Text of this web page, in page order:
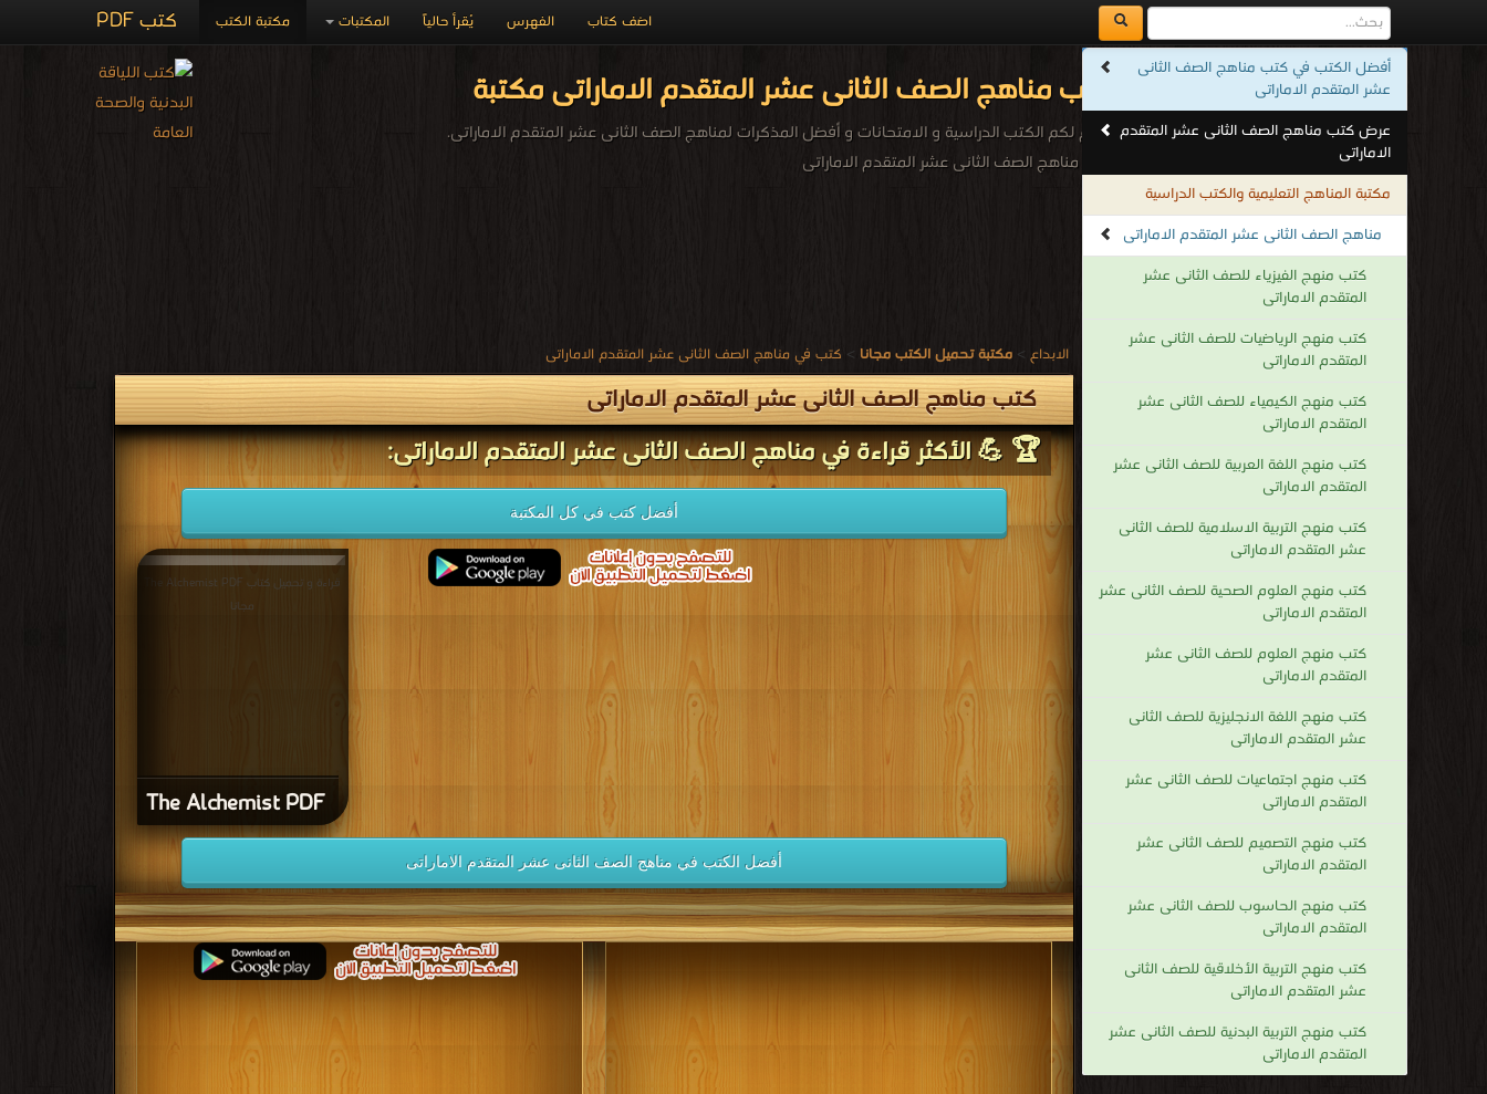
كتب PDF مكتبة الكتب المكتبات يُقرأ حالياً الفهرس اضف كتاب
كتب مناهج الصف الثانى عشر المتقدم الاماراتى مكتبة
نقدم لكم الكتب الدراسية و الامتحانات و أفضل المذكرات لمناهج الصف الثانى عشر المتقدم الاماراتى.
كتب مناهج الصف الثانى عشر المتقدم الاماراتى
أفضل الكتب في كتب مناهج الصف الثانى
عشر المتقدم الاماراتى
عرض كتب مناهج الصف الثانى عشر المتقدم
الاماراتى
مكتبة المناهج التعليمية والكتب الدراسية
مناهج الصف الثانى عشر المتقدم الاماراتى
كتب منهج الفيزياء للصف الثانى عشر
المتقدم الاماراتى
كتب منهج الرياضيات للصف الثانى عشر
المتقدم الاماراتى
كتب منهج الكيمياء للصف الثانى عشر
المتقدم الاماراتى
كتب منهج اللغة العربية للصف الثانى عشر
المتقدم الاماراتى
كتب منهج التربية الاسلامية للصف الثانى
عشر المتقدم الاماراتى
كتب منهج العلوم الصحية للصف الثانى عشر
المتقدم الاماراتى
كتب منهج العلوم للصف الثانى عشر
المتقدم الاماراتى
كتب منهج اللغة الانجليزية للصف الثانى
عشر المتقدم الاماراتى
كتب منهج اجتماعيات للصف الثانى عشر
المتقدم الاماراتى
كتب منهج التصميم للصف الثانى عشر
المتقدم الاماراتى
كتب منهج الحاسوب للصف الثانى عشر
المتقدم الاماراتى
كتب منهج التربية الأخلاقية للصف الثانى
عشر المتقدم الاماراتى
كتب منهج التربية البدنية للصف الثانى عشر
المتقدم الاماراتى
الابداع > مكتبة تحميل الكتب مجانا > كتب في مناهج الصف الثانى عشر المتقدم الاماراتى
كتب مناهج الصف الثانى عشر المتقدم الاماراتى
🏆 💪 الأكثر قراءة في مناهج الصف الثانى عشر المتقدم الاماراتى:
أفضل كتب في كل المكتبة
The Alchemist PDF
قراءة و تحميل كتاب The Alchemist PDF
مجانا
أفضل الكتب في مناهج الصف الثانى عشر المتقدم الاماراتى